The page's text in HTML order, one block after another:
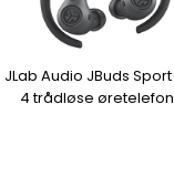
JLab Audio JBuds Sport
4 trådløse